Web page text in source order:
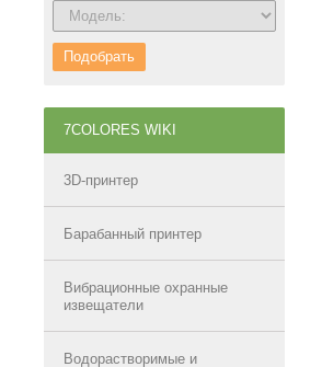
Подобрать
7COLORES WIKI
3D-принтер
Барабанный принтер
Вибрационные охранные
извещатели
Водорастворимые и